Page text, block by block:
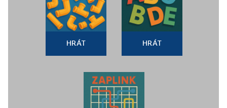
HRÁT HRÁT